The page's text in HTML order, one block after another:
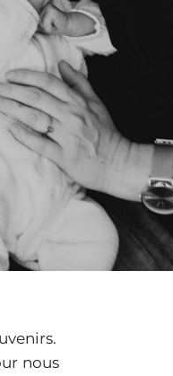
nous